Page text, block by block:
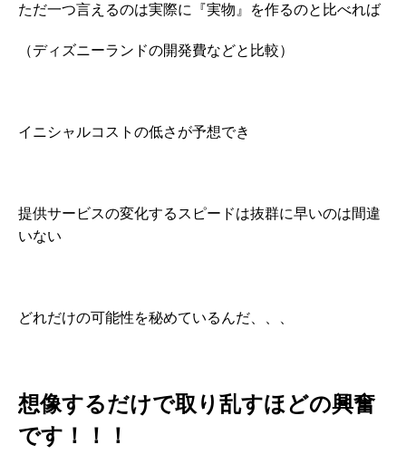
ただ一つ言えるのは実際に『実物』を作るのと比べれば
（ディズニーランドの開発費などと比較）
イニシャルコストの低さが予想でき
提供サービスの変化するスピードは抜群に早いのは間違
いない
どれだけの可能性を秘めているんだ、、、
想像するだけで取り乱すほどの興奮
です！！！